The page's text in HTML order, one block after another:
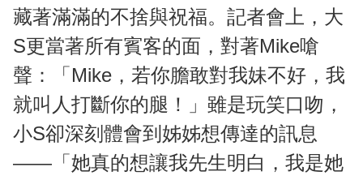
藏著滿滿的不捨與祝福。記者會上，大
S更當著所有賓客的面，對著Mike嗆
聲：「Mike，若你膽敢對我妹不好，我
就叫人打斷你的腿！」雖是玩笑口吻，
小S卻深刻體會到姊姊想傳達的訊息
——「她真的想讓我先生明白，我是她